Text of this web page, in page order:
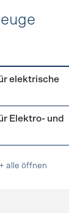
elektrische
Elektro- und
+ alle öffnen